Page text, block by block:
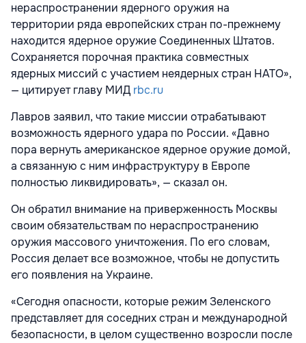
нераспространении ядерного оружия на
территории ряда европейских стран по-прежнему
находится ядерное оружие Соединенных Штатов.
Сохраняется порочная практика совместных
ядерных миссий с участием неядерных стран НАТО»,
— цитирует главу МИД rbc.ru
Лавров заявил, что такие миссии отрабатывают
возможность ядерного удара по России. «Давно
пора вернуть американское ядерное оружие домой,
а связанную с ним инфраструктуру в Европе
полностью ликвидировать», — сказал он.
Он обратил внимание на приверженность Москвы
своим обязательствам по нераспространению
оружия массового уничтожения. По его словам,
Россия делает все возможное, чтобы не допустить
его появления на Украине.
«Сегодня опасности, которые режим Зеленского
представляет для соседних стран и международной
безопасности, в целом существенно возросли после